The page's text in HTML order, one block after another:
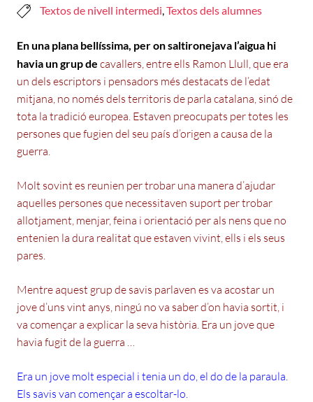
Textos de nivell intermedi,Textos dels alumnes
En una plana bellíssima, per on saltironejava l’aigua hi
havia un grup de cavallers, entre ells Ramon Llull, que era
un dels escriptors i pensadors més destacats de l’edat
mitjana, no només dels territoris de parla catalana, sinó de
tota la tradició europea. Estaven preocupats per totes les
persones que fugien del seu país d’origen a causa de la
guerra.
Molt sovint es reunien per trobar una manera d’ajudar
aquelles persones que necessitaven suport per trobar
allotjament, menjar, feina i orientació per als nens que no
entenien la dura realitat que estaven vivint, ells i els seus
pares.
Mentre aquest grup de savis parlaven es va acostar un
jove d’uns vint anys, ningú no va saber d’on havia sortit, i
va començar a explicar la seva història. Era un jove que
havia fugit de la guerra …
Era un jove molt especial i tenia un do, el do de la paraula.
Els savis van començar a escoltar-lo.